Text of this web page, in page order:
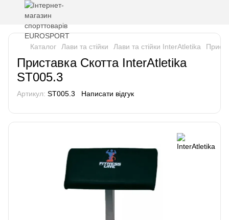
Каталог Лави та стійки Лави та стійки InterAtletika
Приставка Скотта InterAtletika
ST005.3
Артикул: ST005.3 Написати відгук